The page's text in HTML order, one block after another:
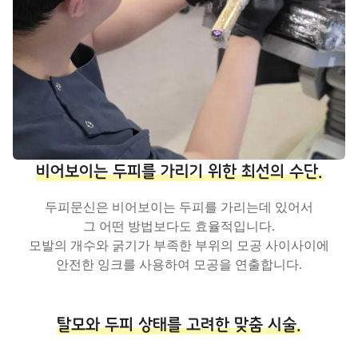
비어보이는 두피를 가리기 위한 최선의 수단.
두피문신은 비어보이는 두피를 가리는데 있어서
그 어떤 방법보다도 효율적입니다.
모발의 개수와 굵기가 부족한 부위의 모공 사이사이에
안전한 잉크를 사용하여 모공을 연출합니다.
탈모와 두피 상태를 고려한 맞춤 시술.